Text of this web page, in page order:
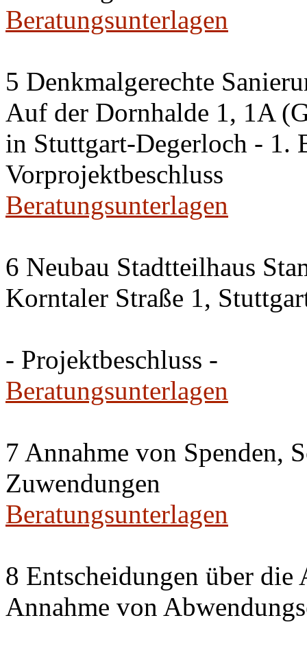
Beratungsunterlagen
5 Denkmalgerechte
Auf der Dornhalde 1, 1A
in Stuttgart-Degerloch - 1.
Vorprojektbeschluss
Beratungsunterlagen
6 Neubau Stadtteilhaus
Korntaler Straße 1,
- Projektbeschluss -
Beratungsunterlagen
7 Annahme von Spenden,
Zuwendungen
Beratungsunterlagen
8 Entscheidungen über
Annahme von